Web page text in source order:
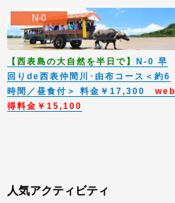
N-0
【西表島の大自然を半日で】 N-0 早
回りde西表仲間川･由布コース＜約6
時間／昼食付＞ 料金￥17,300 web
得料金￥15,100
人気アクティビティ